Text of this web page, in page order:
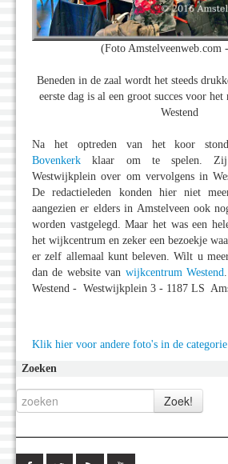
(Foto Amstelveenweb.com
Beneden in de zaal wordt het steeds
eerste dag is al een groot succes voor
Westend
Na het optreden van het koor
Bovenkerk klaar om te spelen. Zij
Westwijkplein over om vervolgens in
De redactieleden konden hier niet
aangezien er elders in Amstelveen ook
worden vastgelegd. Maar het was een
het wijkcentrum en zeker een bezoekje
er zelf allemaal kunt beleven. Wilt u
dan de website van wijkcentrum Westend
Westend - Westwijkplein 3 - 1187 LS
Klik hier voor andere foto's in de categorie
Zoeken